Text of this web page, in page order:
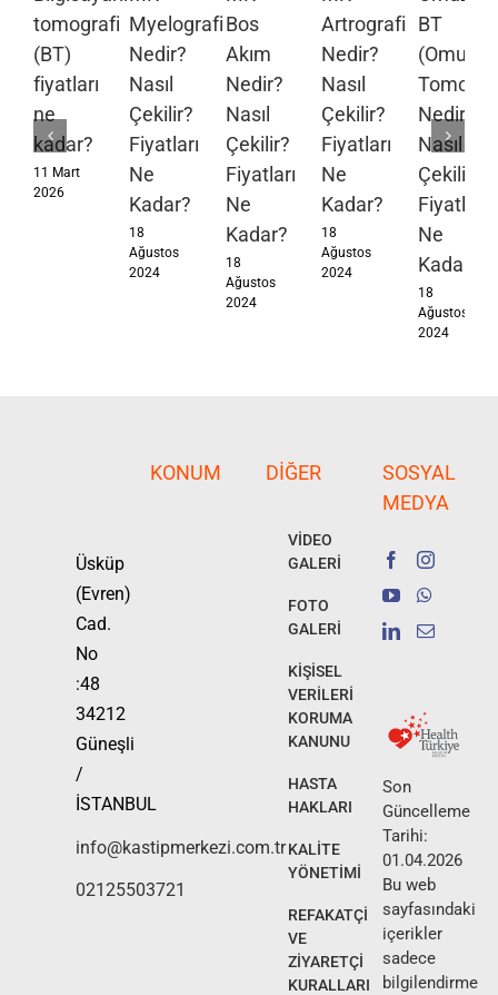
tomografi
(BT)
fiyatları
ne
kadar?
11 Mart
2026
Myelografi
Nedir?
Nasıl
Çekilir?
Fiyatları
Ne
Kadar?
18
Ağustos
2024
Bos
Akım
Nedir?
Nasıl
Çekilir?
Fiyatları
Ne
Kadar?
18
Ağustos
2024
Artrografi
Nedir?
Nasıl
Çekilir?
Fiyatları
Ne
Kadar?
18
Ağustos
2024
BT
(Omuz
Nedir?
Nasıl
Çekilir?
Fiyatları
Ne
Kadar?
18
Ağustos
2024
Üsküp
(Evren)
Cad.
No
:48
34212
Güneşli
/
İSTANBUL
info@kastipmerkezi.com.tr
02125503721
KONUM DIĞER
VİDEO
GALERİ
FOTO
GALERİ
KİŞİSEL
VERİLERİ
KORUMA
KANUNU
HASTA
HAKLARI
KALİTE
YÖNETİMİ
REFAKATÇİ
VE
ZİYARETÇİ
KURALLARI
SOSYAL
MEDYA
Son
Güncelleme
Tarihi:
01.04.2026
Bu web
sayfasındaki
içerikler
sadece
bilgilendirme